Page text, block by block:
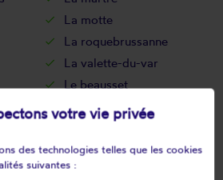
La motte
La roquebrussanne
La valette-du-var
Le beausset
Le cannet-des-maures
Le muy
Le pradet
votre vie privée
des technologies telles que les cookies
suivantes :